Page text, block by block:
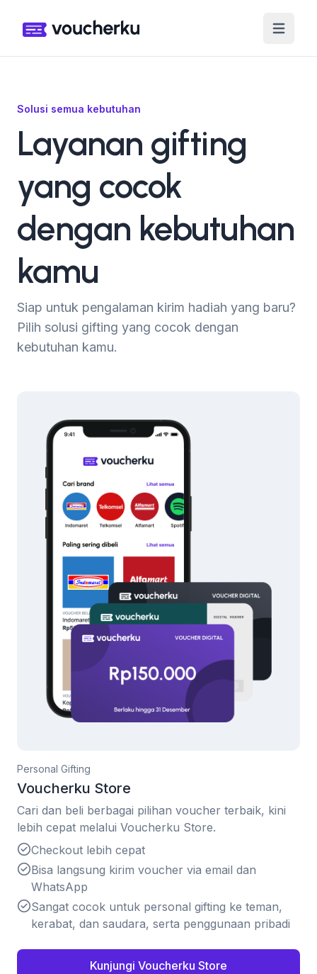
Solusi semua kebutuhan
Layanan gifting
yang cocok
dengan kebutuhan
kamu
Siap untuk pengalaman kirim hadiah yang baru?
Pilih solusi gifting yang cocok dengan
kebutuhan kamu.
Personal Gifting
Voucherku Store
Cari dan beli berbagai pilihan voucher terbaik, kini
lebih cepat melalui Voucherku Store.
Checkout lebih cepat
Bisa langsung kirim voucher via email dan
WhatsApp
Sangat cocok untuk personal gifting ke teman,
kerabat, dan saudara, serta penggunaan pribadi
Kunjungi Voucherku Store